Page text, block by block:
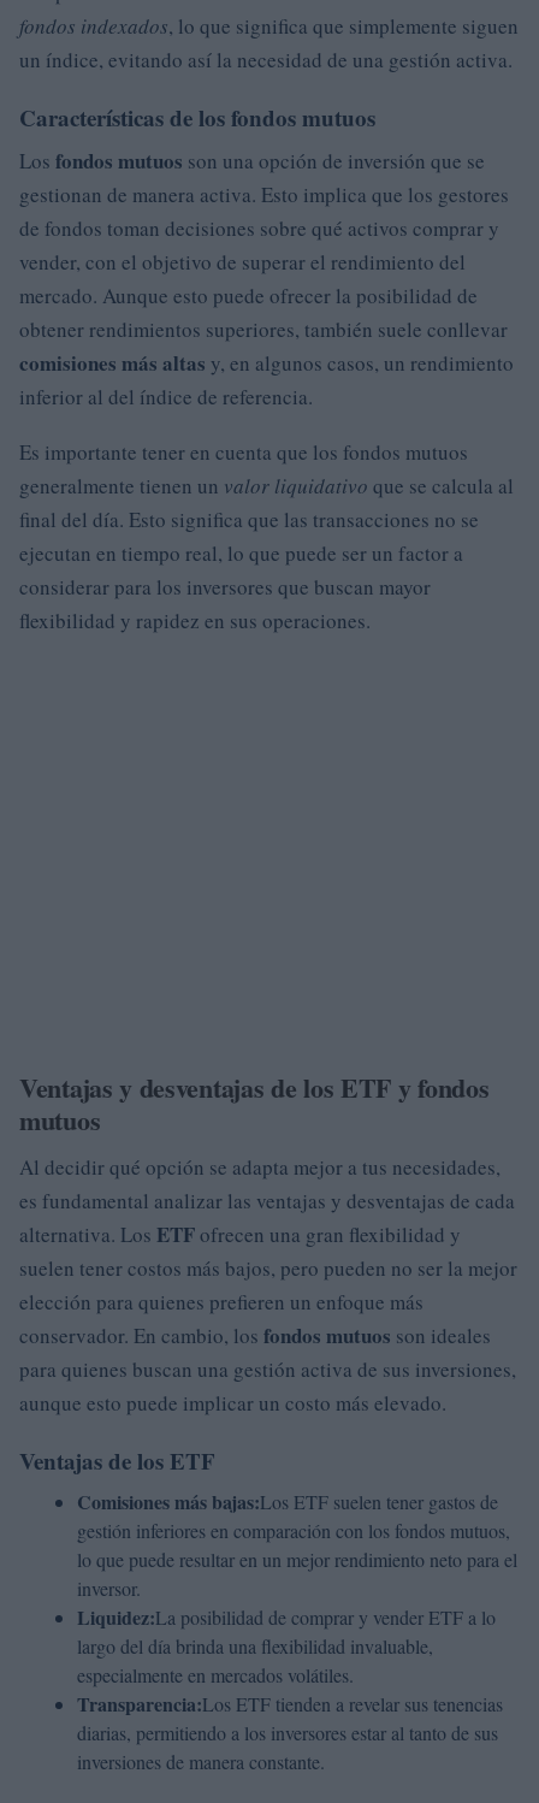
fondos indexados, lo que significa que simplemente siguen
un índice, evitando así la necesidad de una gestión activa.
Características de los fondos mutuos
Los fondos mutuos son una opción de inversión que se
gestionan de manera activa. Esto implica que los gestores
de fondos toman decisiones sobre qué activos comprar y
vender, con el objetivo de superar el rendimiento del
mercado. Aunque esto puede ofrecer la posibilidad de
obtener rendimientos superiores, también suele conllevar
comisiones más altas y, en algunos casos, un rendimiento
inferior al del índice de referencia.
Es importante tener en cuenta que los fondos mutuos
generalmente tienen un valor liquidativo que se calcula al
final del día. Esto significa que las transacciones no se
ejecutan en tiempo real, lo que puede ser un factor a
considerar para los inversores que buscan mayor
flexibilidad y rapidez en sus operaciones.
Ventajas y desventajas de los ETF y fondos
mutuos
Al decidir qué opción se adapta mejor a tus necesidades,
es fundamental analizar las ventajas y desventajas de cada
alternativa. Los ETFofrecen una gran flexibilidad y
suelen tener costos más bajos, pero pueden no ser la mejor
elección para quienes prefieren un enfoque más
conservador. En cambio, los fondos mutuos son ideales
para quienes buscan una gestión activa de sus inversiones,
aunque esto puede implicar un costo más elevado.
Ventajas de los ETF
Comisiones más bajas:Los ETF suelen tener gastos de
gestión inferiores en comparación con los fondos mutuos,
lo que puede resultar en un mejor rendimiento neto para el
inversor.
Liquidez:La posibilidad de comprar y vender ETF a lo
largo del día brinda una flexibilidad invaluable,
especialmente en mercados volátiles.
Transparencia:Los ETF tienden a revelar sus tenencias
diarias, permitiendo a los inversores estar al tanto de sus
inversiones de manera constante.